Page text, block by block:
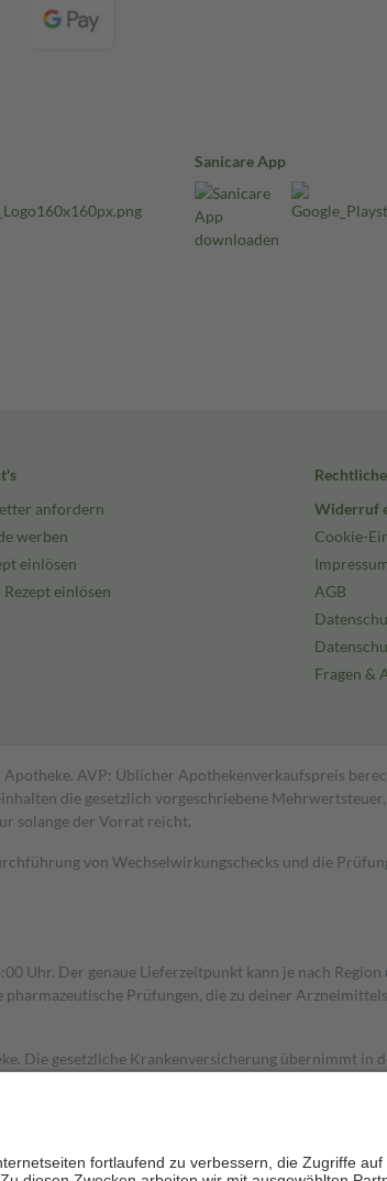
Sanicare App
anfordern
werben
einlösen
Rezept einlösen
Widerruf
Cookie-
AGB
Fragen &
AVP: Üblicher Apothekenverkaufspreis
die gesetzlich vorgeschriebene Mehrwertsteuer,
solange der Vorrat reicht.
von Wechselwirkungschecks und die
Uhr. Der genaue Lieferzeitpunkt kann je nach
Prüfungen, die zu deiner
Die gesetzliche Krankenversicherung übernimmt in
Es sind jedoch nie